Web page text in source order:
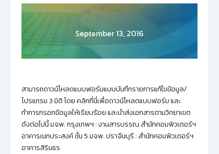
September 13, 2016
สามารถดาวน์โหลดแบบฟอร์มแบบบันทึกรายการแก้ไขข้อมูล/
โปรแกรม 3 มิติ โดย คลิกที่นี่เพื่อดาวน์โหลดแบบฟอร์ม และ
ทำการกรอกข้อมูลให้เรียบร้อย และนำส่งเอกสารตามวิทยาเขต
ดังต่อไปนี้ มจพ. กรุงเทพฯ : งานสารบรรณ สำนักคอมพิวเตอร์ฯ
อาคารเนกประสงค์ ชั้น 5 มจพ. ปราจีนบุรี : สำนักคอมพิวเตอร์ฯ
อาคารสิรินธร